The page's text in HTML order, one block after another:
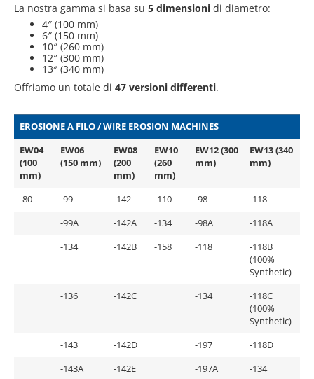
La nostra gamma si basa su 5 dimensioni di diametro:
4″ (100 mm)
6″ (150 mm)
10″ (260 mm)
12″ (300 mm)
13″ (340 mm)
Offriamo un totale di 47 versioni differenti.
EROSIONE A FILO / WIRE EROSION MACHINES
EW04
(100
mm)
EW06
(150 mm)
EW08
(200
mm)
EW10
(260
mm)
EW12 (300
mm)
EW13 (340
mm)
-80 -99 -142 -110 -98
-118
-99A
-142A -134 -98A
-118A
-134
-142B -158 -118
-118B
(100%
Synthetic)
-136
-142C -134
-118C
(100%
Synthetic)
-143
-142D -197
-118D
-143A
-142E -197A
-134